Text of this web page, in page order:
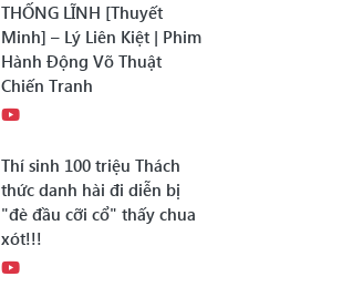
THỐNG LĨNH [Thuyết
Minh] – Lý Liên Kiệt | Phim
Hành Động Võ Thuật
Chiến Tranh
Thí sinh 100 triệu Thách
thức danh hài đi diễn bị
"đè đầu cỡi cổ" thấy chua
xót!!!